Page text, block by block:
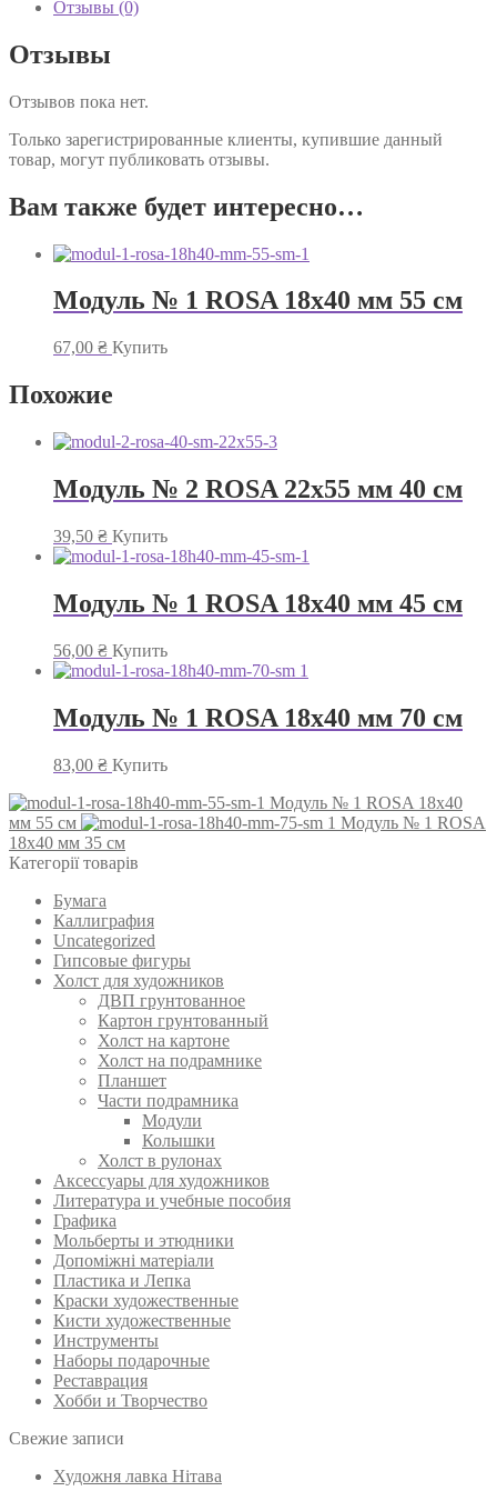
Отзывы (0)
Отзывы
Отзывов пока нет.
Только зарегистрированные клиенты, купившие данный
товар, могут публиковать отзывы.
Вам также будет интересно…
Модуль № 1 ROSA 18х40 мм 55 см
67,00 ₴ Купить
Похожие
Модуль № 2 ROSA 22х55 мм 40 см
39,50 ₴ Купить
Модуль № 1 ROSA 18х40 мм 45 см
56,00 ₴ Купить
Модуль № 1 ROSA 18х40 мм 70 см
83,00 ₴ Купить
Модуль № 1 ROSA 18х40
мм 55 см
Модуль № 1 ROSA
18х40 мм 35 см
Категорії товарів
Бумага
Каллиграфия
Uncategorized
Гипсовые фигуры
Холст для художников
ДВП грунтованное
Картон грунтованный
Холст на картоне
Холст на подрамнике
Планшет
Части подрамника
Модули
Колышки
Холст в рулонах
Аксессуары для художников
Литература и учебные пособия
Графика
Мольберты и этюдники
Допоміжні матеріали
Пластика и Лепка
Краски художественные
Кисти художественные
Инструменты
Наборы подарочные
Реставрация
Хобби и Творчество
Свежие записи
Художня лавка Нітава